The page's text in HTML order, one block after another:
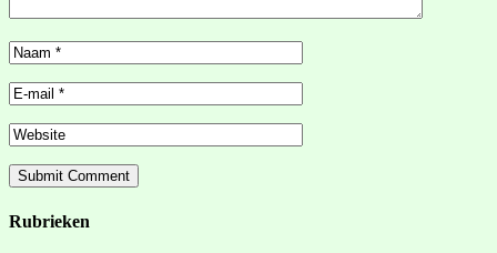
Rubrieken